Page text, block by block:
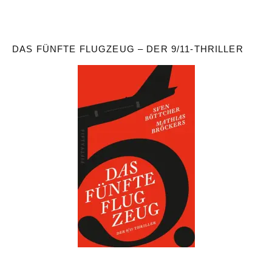
DAS FÜNFTE FLUGZEUG – DER 9/11-THRILLER